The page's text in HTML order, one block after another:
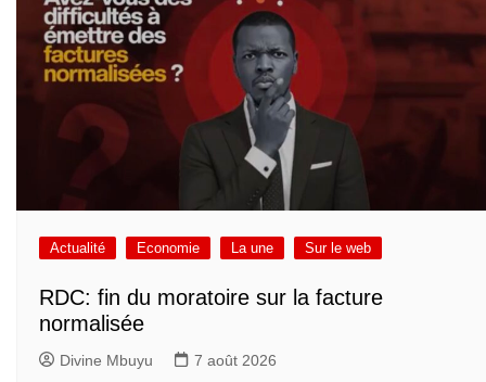
Actualité Economie La une Sur le web
RDC: fin du moratoire sur la facture
normalisée
Divine Mbuyu 7 août 2026